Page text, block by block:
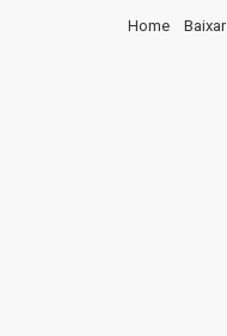
Home